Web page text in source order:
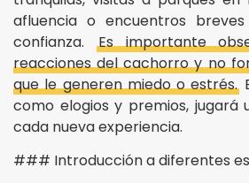
afluencia o encuentros
confianza. Es importante
reacciones del cachorro y no
que le generen miedo o estrés.
como elogios y premios, jugará
cada nueva experiencia.
### Introducción a diferentes